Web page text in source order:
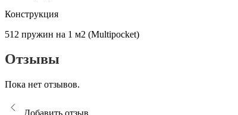
Конструкция
512 пружин на 1 м2 (Multipocket)
Отзывы
Пока нет отзывов.